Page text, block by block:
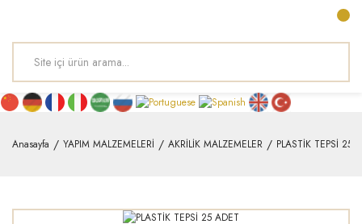
Anasayfa YAPIM MALZEMELERİ AKRİLİK MALZEMELER PLASTİK TEPSİ 25